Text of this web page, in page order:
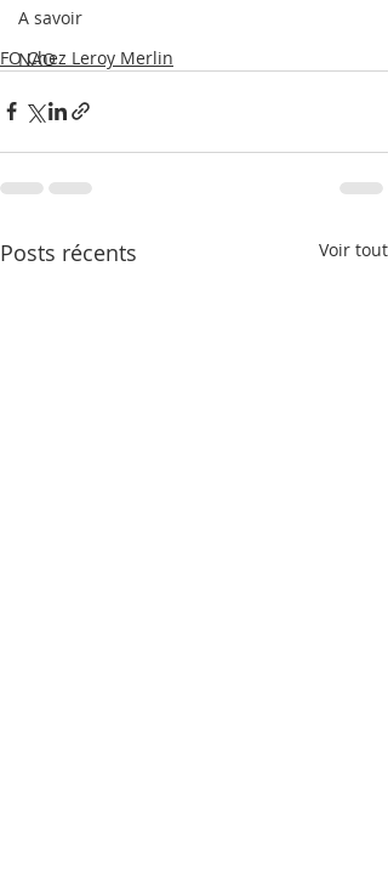
A savoir
NAO
FO Chez Leroy Merlin
Posts récents Voir tout